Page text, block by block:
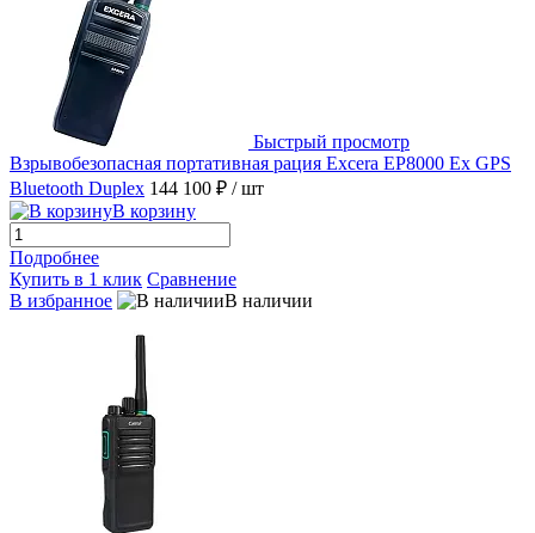
Быстрый просмотр
Взрывобезопасная портативная рация Excera EP8000 Ex GPS
Bluetooth Duplex 144 100 ₽ / шт
В корзину
Подробнее
Купить в 1 клик Сравнение
В избранное
В наличии